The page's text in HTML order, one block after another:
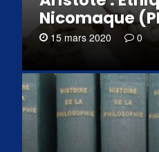
Nicomaque
15 mars 2020 0